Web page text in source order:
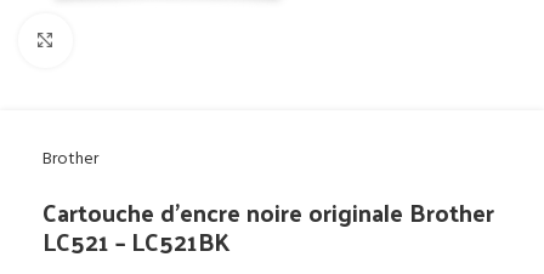
Brother
Cartouche d’encre noire originale Brother
LC521 – LC521BK